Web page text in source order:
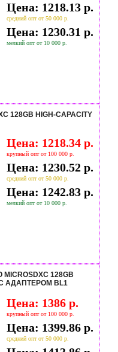
Цена: 1218.13 р.
средний опт от 50 000 р.
Цена: 1230.31 р.
мелкий опт от 10 000 р.
128GB HIGH-CAPACITY
Цена: 1218.34 р.
крупный опт от 100 000 р.
Цена: 1230.52 р.
средний опт от 50 000 р.
Цена: 1242.83 р.
мелкий опт от 10 000 р.
128GB
С АДАПТЕРОМ BL1
Цена: 1386 р.
крупный опт от 100 000 р.
Цена: 1399.86 р.
средний опт от 50 000 р.